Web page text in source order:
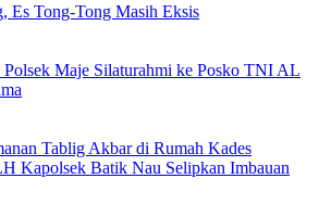
Es Tong-Tong Masih Eksis
Polsek Maje Silaturahmi ke Posko TNI AL
Tablig Akbar di Rumah Kades
Kapolsek Batik Nau Selipkan Imbauan